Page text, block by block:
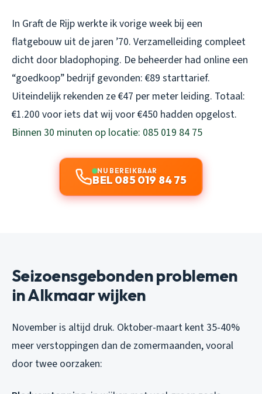
In Graft de Rijp werkte ik vorige week bij een
flatgebouw uit de jaren ’70. Verzamelleiding compleet
dicht door bladophoping. De beheerder had online een
“goedkoop” bedrijf gevonden: €89 starttarief.
Uiteindelijk rekenden ze €47 per meter leiding. Totaal:
€1.200 voor iets dat wij voor €450 hadden opgelost.
Binnen 30 minuten op locatie: 085 019 84 75
NU BEREIKBAAR
BEL 085 019 84 75
Seizoensgebonden problemen
in Alkmaar wijken
November is altijd druk. Oktober-maart kent 35-40%
meer verstoppingen dan de zomermaanden, vooral
door twee oorzaken: